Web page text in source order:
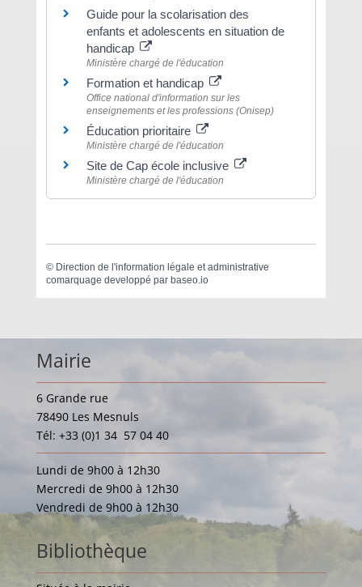
Guide pour la scolarisation des
enfants et adolescents en situation de
handicap
Ministère chargé de l'éducation
Formation et handicap
Office national d'information sur les
enseignements et les professions (Onisep)
Éducation prioritaire
Ministère chargé de l'éducation
Site de Cap école inclusive
Ministère chargé de l'éducation
© Direction de l'information légale et administrative
comarquage developpé par baseo.io
Mairie
6 Grande rue
78490 Les Mesnuls
Tél: +33 (0)1 34 57 04 40
Lundi de 9h00 à 12h30
Mercredi de 9h00 à 12h30
Vendredi de 9h00 à 12h30
Bibliothèque